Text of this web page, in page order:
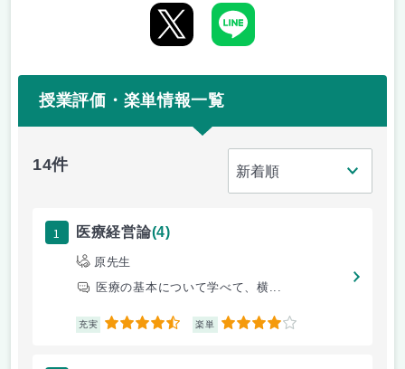
授業評価・楽単情報一覧
14件
1 医療経営論(4)
原先生
医療の基本について学べて、横...
充実 4.5 楽単 4